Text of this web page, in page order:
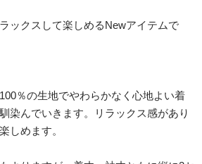
ックスして楽しめるNewアイテムで
％の生地でやわらかなく心地よい着
染んでいきます。リラックス感があり
しめます。